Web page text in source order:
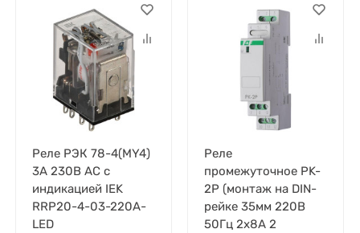
Реле РЭК 78-4(MY4)
3А 230В AC с
индикацией IEK
RRP20-4-03-220A-
LED
Реле
промежуточное PK-
2P (монтаж на DIN-
рейке 35мм 220В
50Гц 2х8А 2